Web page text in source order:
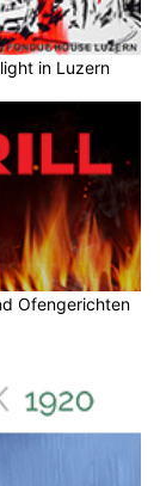
in Luzern
Ofengerichten